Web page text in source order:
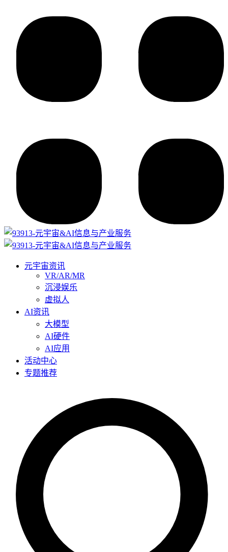
元宇宙资讯
VR/AR/MR
沉浸娱乐
虚拟人
AI资讯
大模型
AI硬件
AI应用
活动中心
专题推荐